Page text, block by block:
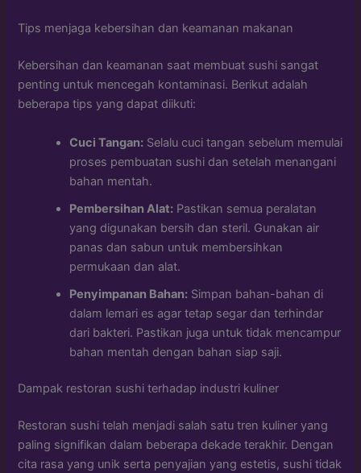
Tips menjaga kebersihan dan keamanan makanan
Kebersihan dan keamanan saat membuat sushi sangat
penting untuk mencegah kontaminasi. Berikut adalah
beberapa tips yang dapat diikuti:
Cuci Tangan: Selalu cuci tangan sebelum memulai
proses pembuatan sushi dan setelah menangani
bahan mentah.
Pembersihan Alat: Pastikan semua peralatan
yang digunakan bersih dan steril. Gunakan air
panas dan sabun untuk membersihkan
permukaan dan alat.
Penyimpanan Bahan: Simpan bahan-bahan di
dalam lemari es agar tetap segar dan terhindar
dari bakteri. Pastikan juga untuk tidak mencampur
bahan mentah dengan bahan siap saji.
Dampak restoran sushi terhadap industri kuliner
Restoran sushi telah menjadi salah satu tren kuliner yang
paling signifikan dalam beberapa dekade terakhir. Dengan
cita rasa yang unik serta penyajian yang estetis, sushi tidak